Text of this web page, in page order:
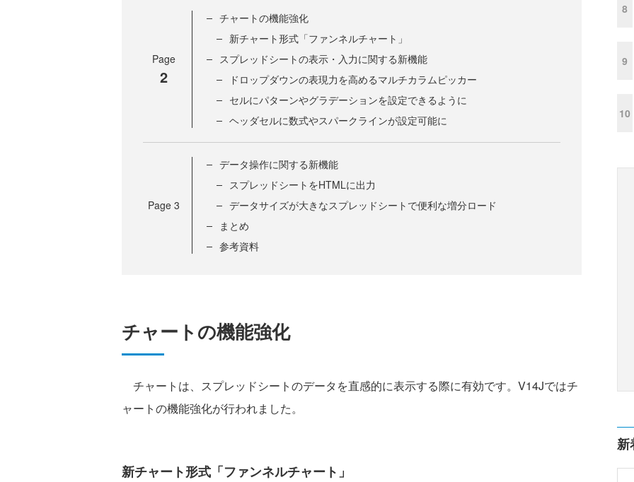
Page
2
チャートの機能強化
新チャート形式「ファンネルチャート」
スプレッドシートの表示・入力に関する新機能
ドロップダウンの表現力を高めるマルチカラムピッカー
セルにパターンやグラデーションを設定できるように
ヘッダセルに数式やスパークラインが設定可能に
Page 3
データ操作に関する新機能
スプレッドシートをHTMLに出力
データサイズが大きなスプレッドシートで便利な増分ロード
まとめ
参考資料
チャートの機能強化
チャートは、スプレッドシートのデータを直感的に表示する際に有効です。V14Jではチ
ャートの機能強化が行われました。
新チャート形式「ファンネルチャート」
8
9
10
新